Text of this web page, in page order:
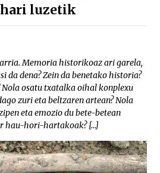
luzetik
Memoria historikoaz ari garela,
da dena? Zein da benetako historia?
Nola osatu txatalka oihal konplexu
zuri eta beltzaren artean? Nola
eta emozio du bete-betean
hau-hori-hartakoak? […]